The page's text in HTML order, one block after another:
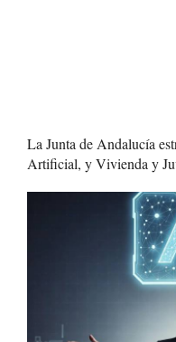
La Junta de Andalucía
Artificial, y Vivienda y